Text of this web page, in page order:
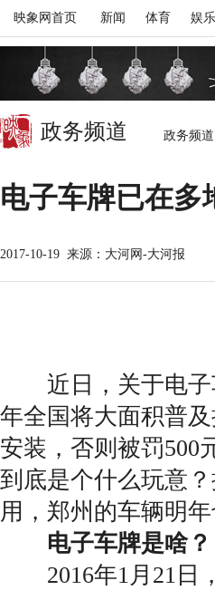
映象网首页 新闻 体育 娱乐
政务频道 政务频道
电子车牌已在多
2017-10-19 来源：大河网-大河报
近日，关于电子
年全国将大面积普
安装，否则被罚500
到底是个什么玩意
用，郑州的车辆明
电子车牌是啥？
2016年1月21日